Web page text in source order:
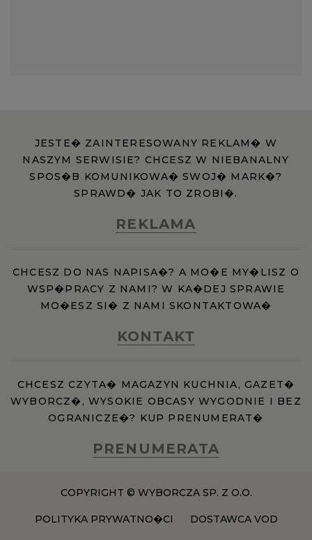
JESTE� ZAINTERESOWANY REKLAM� W
NASZYM SERWISIE? CHCESZ W NIEBANALNY
SPOS�B KOMUNIKOWA� SWOJ� MARK�?
SPRAWD� JAK TO ZROBI�.
REKLAMA
CHCESZ DO NAS NAPISA�? A MO�E MY�LISZ O
WSP�PRACY Z NAMI? W KA�DEJ SPRAWIE
MO�ESZ SI� Z NAMI SKONTAKTOWA�
KONTAKT
CHCESZ CZYTA� MAGAZYN KUCHNIA, GAZET�
WYBORCZ�, WYSOKIE OBCASY WYGODNIE I BEZ
OGRANICZE�? KUP PRENUMERAT�
PRENUMERATA
COPYRIGHT © WYBORCZA SP. Z O.O.
POLITYKA PRYWATNO�CI DOSTAWCA VOD